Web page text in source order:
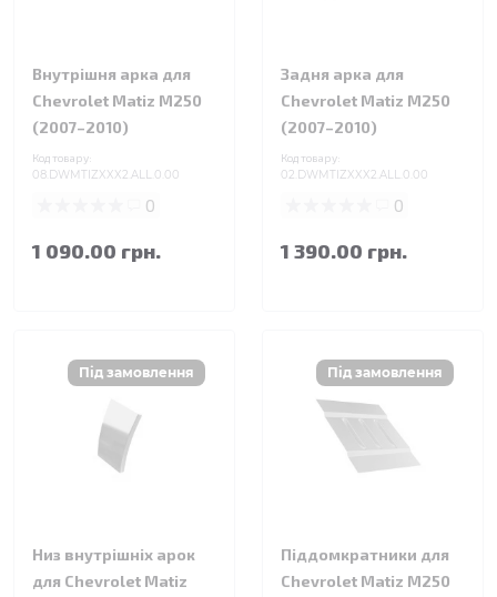
Внутрішня арка для
Chevrolet Matiz M250
(2007–2010)
Код товару:
08.DWMTIZXXX2.ALL.0.00
0
1 090.00 грн.
Задня арка для
Chevrolet Matiz M250
(2007–2010)
Код товару:
02.DWMTIZXXX2.ALL.0.00
0
1 390.00 грн.
Низ внутрішніх арок
для Chevrolet Matiz
Піддомкратники для
Chevrolet Matiz M250